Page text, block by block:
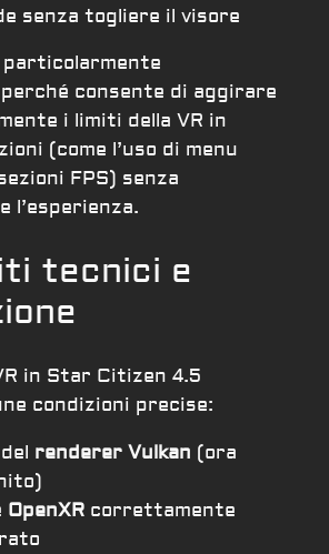
senza togliere il visore
particolarmente
consente di aggirare
i limiti della VR in
(come l’uso di menu
FPS) senza
l’esperienza.
tecnici e
in Star Citizen 4.5
condizioni precise:
renderer Vulkan (ora
OpenXRcorrettamente